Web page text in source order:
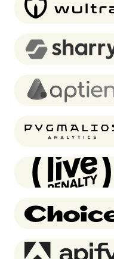
Wultra
Sharry
Aptien
Pygmalios analytics
Live Penalty
Choice
Apify